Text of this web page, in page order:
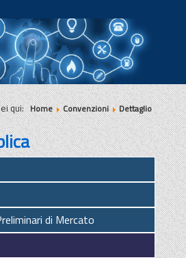
|||
qui:Home Convenzioni Dettaglio
di Mercato